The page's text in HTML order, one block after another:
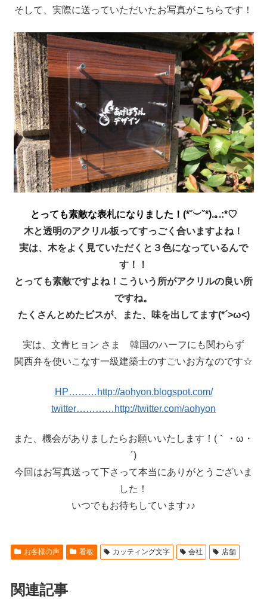
そして、実際に送っていただいたお写真がこちらです！
とっても素敵な表札になりました！(*˘︶˘*).｡.:*♡
木と透明のアクリル板ってすっごく合いますよね！
実は、木をよく見ていただくと３色になっているんで
す！！
とっても素敵ですよね！こういう所がアクリルの良い所
ですね。
たくさんとめたビスが、また、味を出してます(*´>ω<)
実は、文青ヒョン さま 韓国のハーフにも関わらず
関西弁を使いこなす一級建築士のすごいお方なのです☆
HP………http://aohyon.blogspot.com/
twitter………… http://twitter.com/aohyon
また、機会がありましたらお願いいたします！(｀・ω・
´)
今回はお写真送って下さって本当にありがとうございま
した！
いつでもお待ちしています♪♪
お客様の声 看板 カッティング文字 会社 店舗
関連記事